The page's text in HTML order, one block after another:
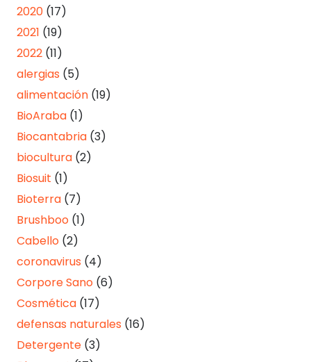
2020 (17)
2021 (19)
2022 (11)
alergias (5)
alimentación (19)
BioAraba (1)
Biocantabria (3)
biocultura (2)
Biosuit (1)
Bioterra (7)
Brushboo (1)
Cabello (2)
coronavirus (4)
Corpore Sano (6)
Cosmética (17)
defensas naturales (16)
Detergente (3)